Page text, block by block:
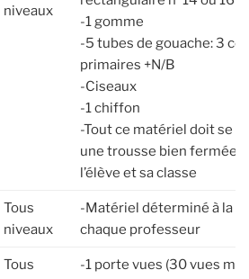
niveaux
-1 gomme
-5 tubes de gouache: 3
primaires +N/B
-Ciseaux
-1 chiffon
-Tout ce matériel doit se
une trousse bien fermée
l’élève et sa classe
Tous
niveaux
-Matériel déterminé à la
chaque professeur
Tous
-1 porte vues (30 vues